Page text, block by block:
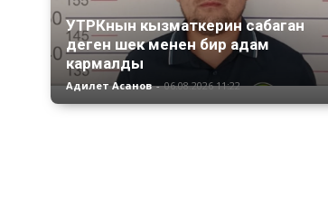
УТРКнын кызматкерин сабаган
деген шек менен бир адам
кармалды
Адилет Асанов - 06.08.2026 11:22